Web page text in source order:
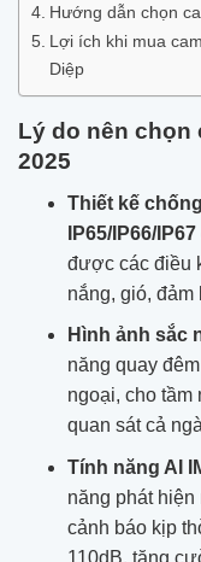
Hướng dẫn chọn
Lợi ích khi mua
Diệp
Lý do nên chọn
2025
Thiết kế
IP65/IP66/IP67
được các điều
nắng, gió, đảm
Hình ảnh sắc
năng quay
ngoại, cho tầm
quan sát cả
Tính năng AI
năng phát
cảnh báo kịp
110dB, tăng